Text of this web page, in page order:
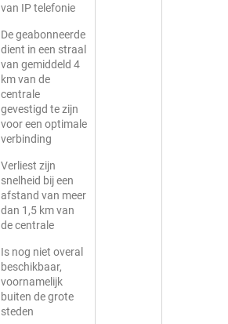
van IP telefonie
De geabonneerde
dient in een straal
van gemiddeld 4
km van de
centrale
gevestigd te zijn
voor een optimale
verbinding
Verliest zijn
snelheid bij een
afstand van meer
dan 1,5 km van
de centrale
Is nog niet overal
beschikbaar,
voornamelijk
buiten de grote
steden